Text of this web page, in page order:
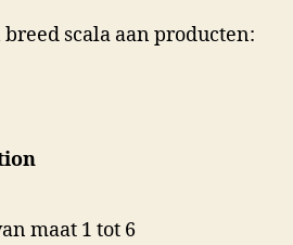
scala aan producten:
maat 1 tot 6